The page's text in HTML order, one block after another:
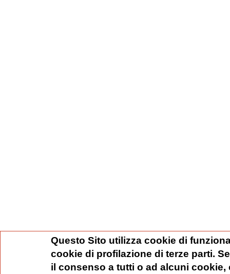
Questo Sito utilizza cookie di
cookie di profilazione di terze parti.
il consenso a tutti o ad alcuni